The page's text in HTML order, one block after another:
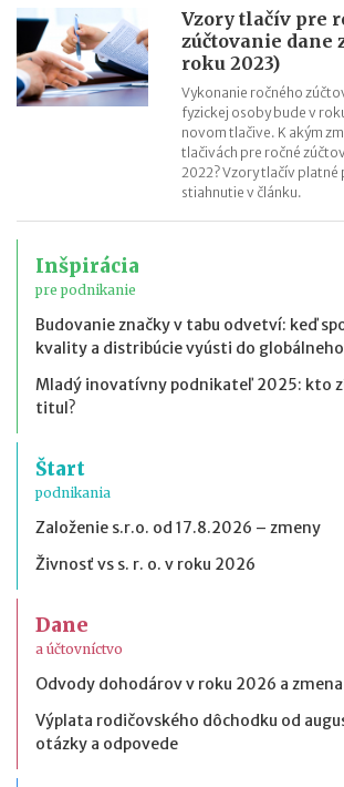
Vzory tlačív pre
zúčtovanie dane
roku 2023)
Vykonanie ročného
fyzickej osoby bude v
novom tlačive. K akým
tlačivách pre ročné
2022? Vzory tlačív platné
stiahnutie v článku.
Inšpirácia
pre podnikanie
Budovanie značky v tabu odvetví: keď
kvality a distribúcie vyústi do
Mladý inovatívny podnikateľ 2025: kto
titul?
Štart
podnikania
Založenie s.r.o. od 17.8.2026 – zmeny
Živnosť vs s. r. o. v roku 2026
Dane
a účtovníctvo
Odvody dohodárov v roku 2026 a
Výplata rodičovského dôchodku od
otázky a odpovede